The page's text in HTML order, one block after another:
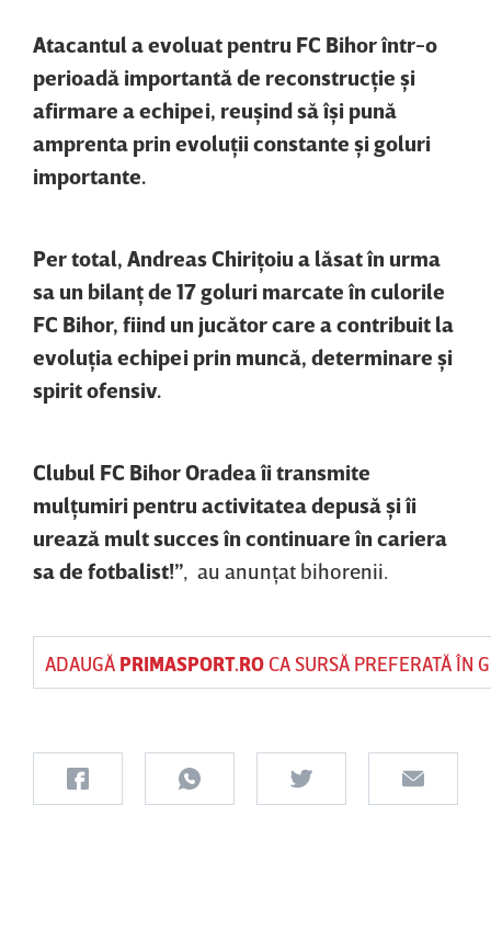
Atacantul a evoluat pentru FC Bihor într-o
perioadă importantă de reconstrucţie şi
afirmare a echipei, reuşind să îşi pună
amprenta prin evoluţii constante şi goluri
importante.
Per total, Andreas Chiriţoiu a lăsat în urma
sa un bilanţ de 17 goluri marcate în culorile
FC Bihor, fiind un jucător care a contribuit la
evoluţia echipei prin muncă, determinare şi
spirit ofensiv.
Clubul FC Bihor Oradea îi transmite
mulţumiri pentru activitatea depusă şi îi
urează mult succes în continuare în cariera
sa de fotbalist!” , au anunţat bihorenii.
ADAUGĂ PRIMASPORT.ROCA SURSĂ PREFERATĂ ÎN